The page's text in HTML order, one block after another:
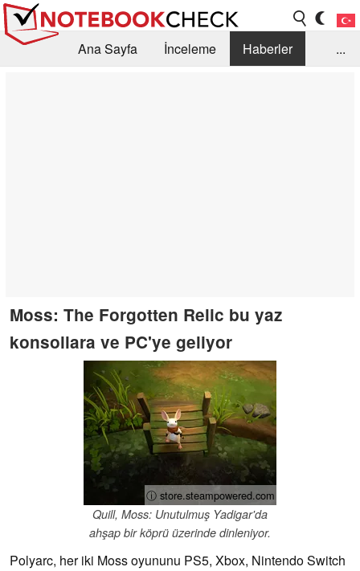
Ana Sayfa İnceleme
Haberler
...
Moss: The Forgotten Relic bu yaz
konsollara ve PC'ye geliyor
ⓘ store.steampowered.com
Quill, Moss: Unutulmuş Yadigar'da
ahşap bir köprü üzerinde dinleniyor.
Polyarc, her iki Moss oyununu PS5, Xbox, Nintendo Switch